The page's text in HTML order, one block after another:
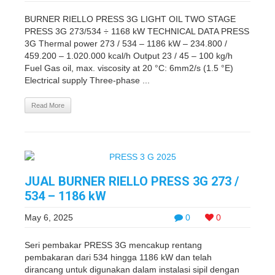
BURNER RIELLO PRESS 3G LIGHT OIL TWO STAGE
PRESS 3G 273/534 ÷ 1168 kW TECHNICAL DATA PRESS
3G Thermal power 273 / 534 – 1186 kW – 234.800 /
459.200 – 1.020.000 kcal/h Output 23 / 45 – 100 kg/h
Fuel Gas oil, max. viscosity at 20 °C: 6mm2/s (1.5 °E)
Electrical supply Three-phase ...
Read More
JUAL BURNER RIELLO PRESS 3G 273 /
534 – 1186 kW
0 0
May 6, 2025
Seri pembakar PRESS 3G mencakup rentang
pembakaran dari 534 hingga 1186 kW dan telah
dirancang untuk digunakan dalam instalasi sipil dengan